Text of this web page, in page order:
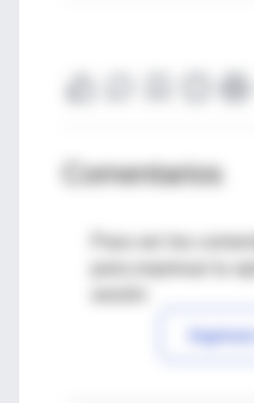
Comentarios
Para ver los